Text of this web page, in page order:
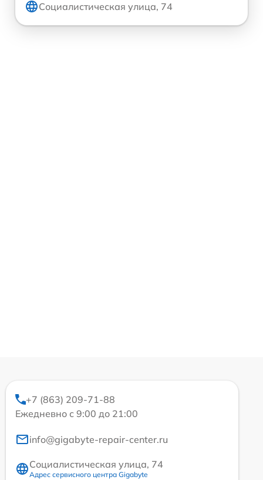
Социалистическая улица, 74
+7 (863) 209-71-88
Ежедневно с 9:00 до 21:00
info@gigabyte-repair-center.ru
Социалистическая улица, 74
Адрес сервисного центра Gigabyte